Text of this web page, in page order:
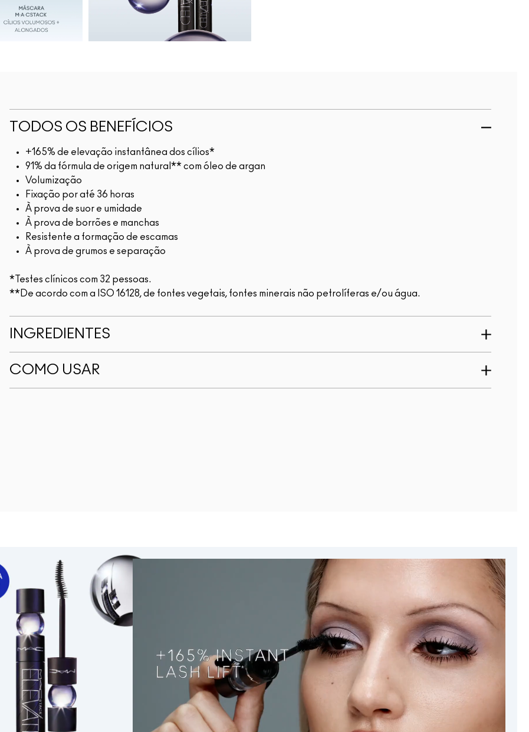
TODOS OS BENEFÍCIOS
+165% de elevação instantânea dos cílios*
91% da fórmula de origem natural** com óleo de argan
Volumização
Fixação por até 36 horas
À prova de suor e umidade
À prova de borrões e manchas
Resistente a formação de escamas
À prova de grumos e separação
*Testes clínicos com 32 pessoas.
**De acordo com a ISO 16128, de fontes vegetais, fontes minerais não petrolíferas e/ou água.
INGREDIENTES
COMO USAR